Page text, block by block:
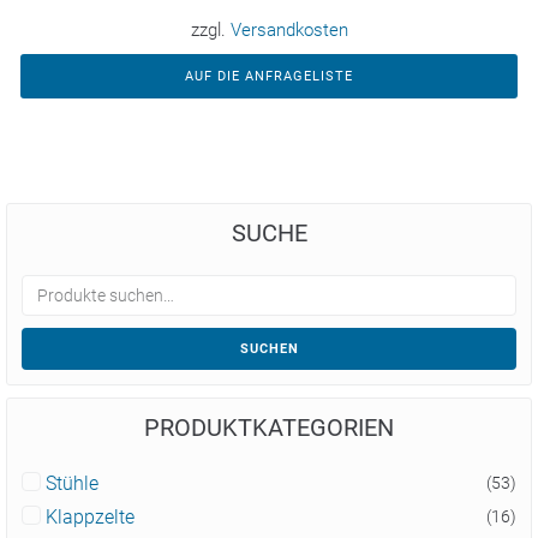
zzgl. Versandkosten
AUF DIE ANFRAGELISTE
SUCHE
SUCHEN
PRODUKTKATEGORIEN
Stühle (53)
Klappzelte (16)